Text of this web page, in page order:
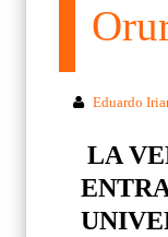
Eduardo
LA